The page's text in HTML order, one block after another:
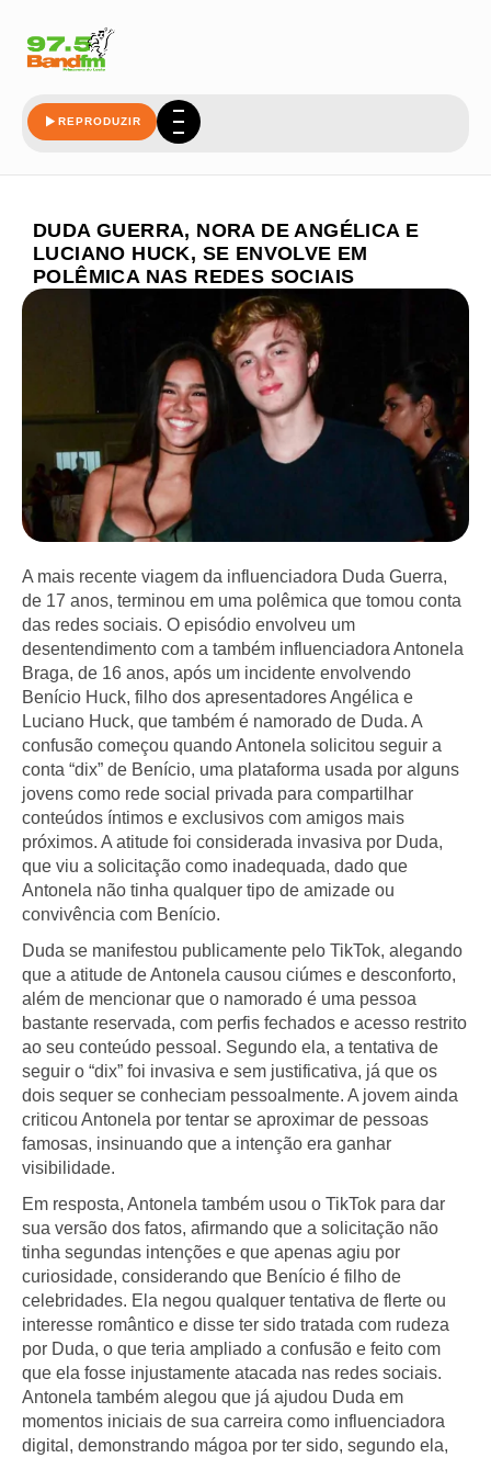
REPRODUZIR
DUDA GUERRA, NORA DE ANGÉLICA E
LUCIANO HUCK, SE ENVOLVE EM
POLÊMICA NAS REDES SOCIAIS
A mais recente viagem da influenciadora Duda Guerra,
de 17 anos, terminou em uma polêmica que tomou conta
das redes sociais. O episódio envolveu um
desentendimento com a também influenciadora Antonela
Braga, de 16 anos, após um incidente envolvendo
Benício Huck, filho dos apresentadores Angélica e
Luciano Huck, que também é namorado de Duda. A
confusão começou quando Antonela solicitou seguir a
conta “dix” de Benício, uma plataforma usada por alguns
jovens como rede social privada para compartilhar
conteúdos íntimos e exclusivos com amigos mais
próximos. A atitude foi considerada invasiva por Duda,
que viu a solicitação como inadequada, dado que
Antonela não tinha qualquer tipo de amizade ou
convivência com Benício.
Duda se manifestou publicamente pelo TikTok, alegando
que a atitude de Antonela causou ciúmes e desconforto,
além de mencionar que o namorado é uma pessoa
bastante reservada, com perfis fechados e acesso restrito
ao seu conteúdo pessoal. Segundo ela, a tentativa de
seguir o “dix” foi invasiva e sem justificativa, já que os
dois sequer se conheciam pessoalmente. A jovem ainda
criticou Antonela por tentar se aproximar de pessoas
famosas, insinuando que a intenção era ganhar
visibilidade.
Em resposta, Antonela também usou o TikTok para dar
sua versão dos fatos, afirmando que a solicitação não
tinha segundas intenções e que apenas agiu por
curiosidade, considerando que Benício é filho de
celebridades. Ela negou qualquer tentativa de flerte ou
interesse romântico e disse ter sido tratada com rudeza
por Duda, o que teria ampliado a confusão e feito com
que ela fosse injustamente atacada nas redes sociais.
Antonela também alegou que já ajudou Duda em
momentos iniciais de sua carreira como influenciadora
digital, demonstrando mágoa por ter sido, segundo ela,